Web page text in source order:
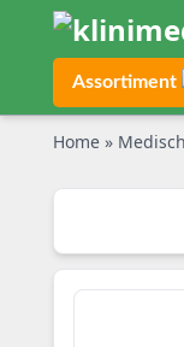
Assortiment
Home »